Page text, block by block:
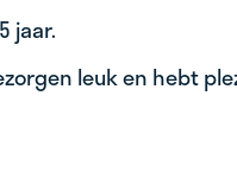
jaar.
leuk en hebt